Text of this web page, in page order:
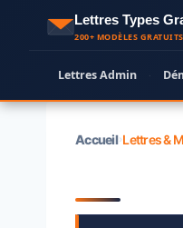
Lettres Types
200+ MODÈLES GRATUITS
Lettres Admin ·
Accueil›Lettres &